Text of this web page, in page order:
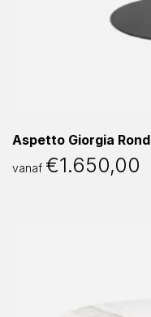
Aspetto Giorgia Rond
vanaf €1.650,00